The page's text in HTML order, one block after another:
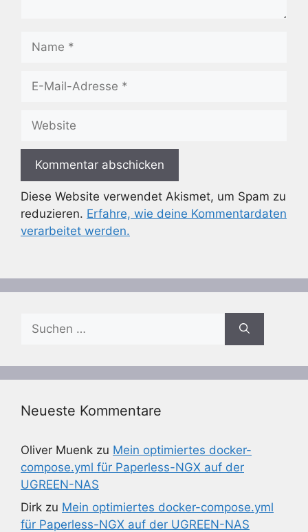
Name
Website
Diese Website verwendet Akismet, um Spam zu
reduzieren. Erfahre, wie deine Kommentardaten
verarbeitet werden.
nach:
Neueste Kommentare
Oliver Muenk zu Mein optimiertes docker-
compose.yml für Paperless-NGX auf der
UGREEN-NAS
Dirk zu Mein optimiertes docker-compose.yml
für Paperless-NGX auf der UGREEN-NAS